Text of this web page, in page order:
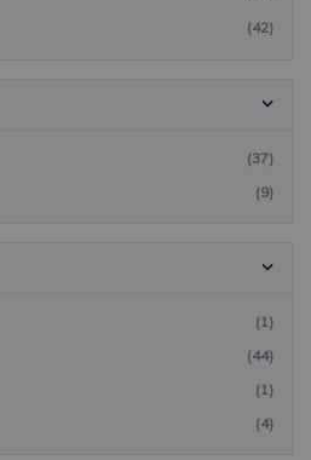
(42)
(37)
(9)
(1)
(44)
(1)
(4)